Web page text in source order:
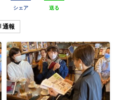
シェア 送る
通報